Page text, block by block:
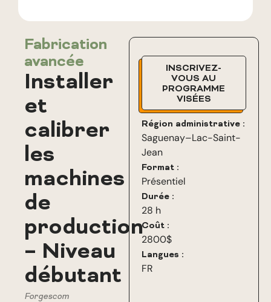
Fabrication
avancée
Installer
et
calibrer
les
machines
de
production
– Niveau
débutant
Forgescom
INSCRIVEZ-
VOUS AU
PROGRAMME
VISÉES
Région administrative :
Saguenay–Lac-Saint-
Jean
Format :
Présentiel
Durée :
28 h
Coût :
2800$
Langues :
FR